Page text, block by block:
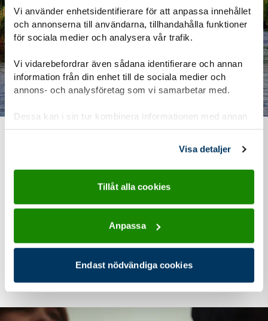
Vi använder enhetsidentifierare för att anpassa innehållet
och annonserna till användarna, tillhandahålla funktioner
för sociala medier och analysera vår trafik.
Vi vidarebefordrar även sådana identifierare och annan
information från din enhet till de sociala medier och
annons- och analysföretag som vi samarbetar med.
Dessa kan i sin tur kombinera informationen med annan
information som du har tillhandahållit eller som de har
Visa detaljer
Tillåt alla cookies
Anpassa
Endast nödvändiga cookies
Vi vill att alla ska kunna vara med i Scouterna. Därför
försöker vi hålla nere kostnaderna så mycket som möjligt.
Scouternas stödfond